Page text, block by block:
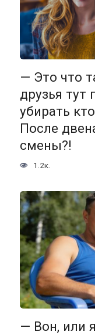
— Это что
друзья тут
убирать
После
смены?!
1.2к.
— Вон, или